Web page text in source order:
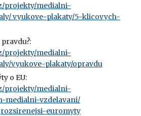
projekty/medialni-
vyukove-plakaty/5-klicovych-
projekty/medialni-
vyukove-plakaty/opravdu
o EU:
projekty/medialni-
medialni-vzdelavani/
euromyty